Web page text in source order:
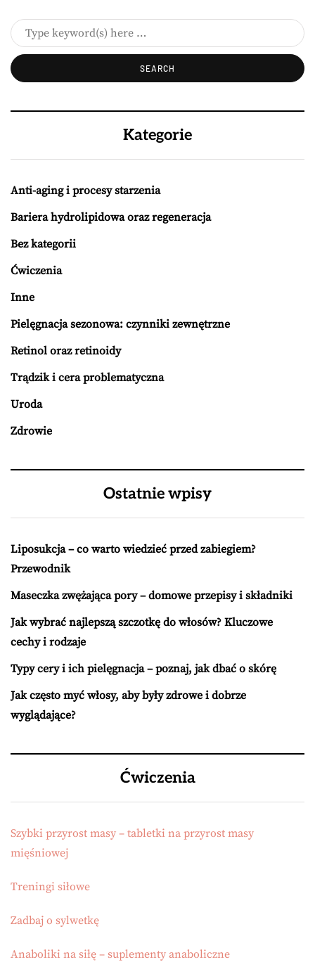
Kategorie
Anti-aging i procesy starzenia
Bariera hydrolipidowa oraz regeneracja
Bez kategorii
Ćwiczenia
Inne
Pielęgnacja sezonowa: czynniki zewnętrzne
Retinol oraz retinoidy
Trądzik i cera problematyczna
Uroda
Zdrowie
Ostatnie wpisy
Liposukcja – co warto wiedzieć przed zabiegiem?
Przewodnik
Maseczka zwężająca pory – domowe przepisy i składniki
Jak wybrać najlepszą szczotkę do włosów? Kluczowe
cechy i rodzaje
Typy cery i ich pielęgnacja – poznaj, jak dbać o skórę
Jak często myć włosy, aby były zdrowe i dobrze
wyglądające?
Ćwiczenia
Szybki przyrost masy – tabletki na przyrost masy
mięśniowej
Treningi siłowe
Zadbaj o sylwetkę
Anaboliki na siłę – suplementy anaboliczne